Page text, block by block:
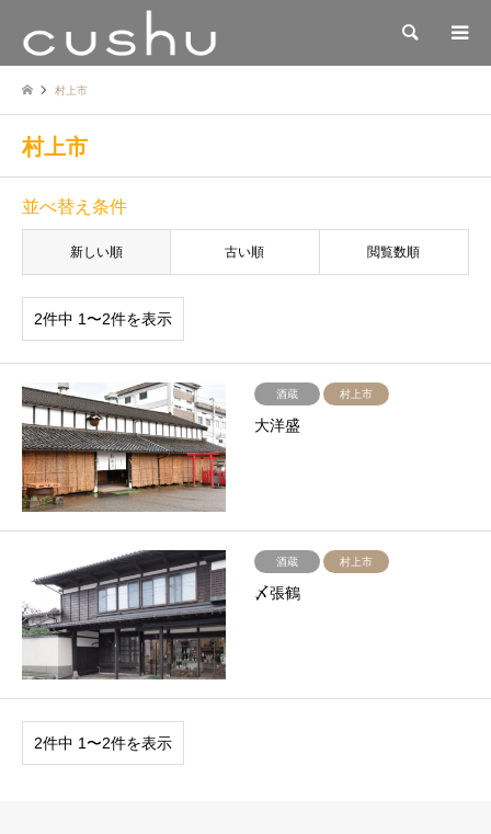
検索
村上市
村上市
並べ替え条件
新しい順 古い順 閲覧数順
2件中 1〜2件を表示
酒蔵 村上市
大洋盛
酒蔵 村上市
〆張鶴
2件中 1〜2件を表示